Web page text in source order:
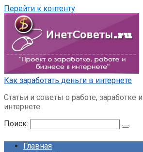
Перейти к контенту
Как заработать деньги в интернете
Статьи и советы о работе, заработке
интернете
Поиск:
Главная